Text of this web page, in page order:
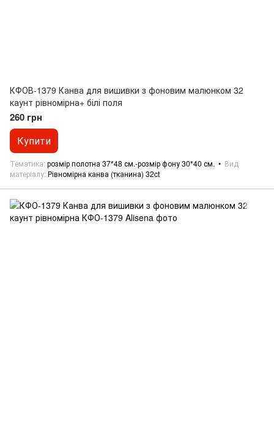
КФОВ-1379 Канва для вишивки з фоновим малюнком 32
каунт рівномірна+ білі поля
260 грн
Купити
Тематика розмір полотна 37*48 см.-розмір фону 30*40 см.
Вид
матеріалу Рівномірна канва (тканина) 32ct